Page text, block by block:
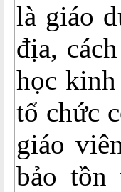
là giáo
địa,
học kinh
tổ chức
giáo
bảo tồn